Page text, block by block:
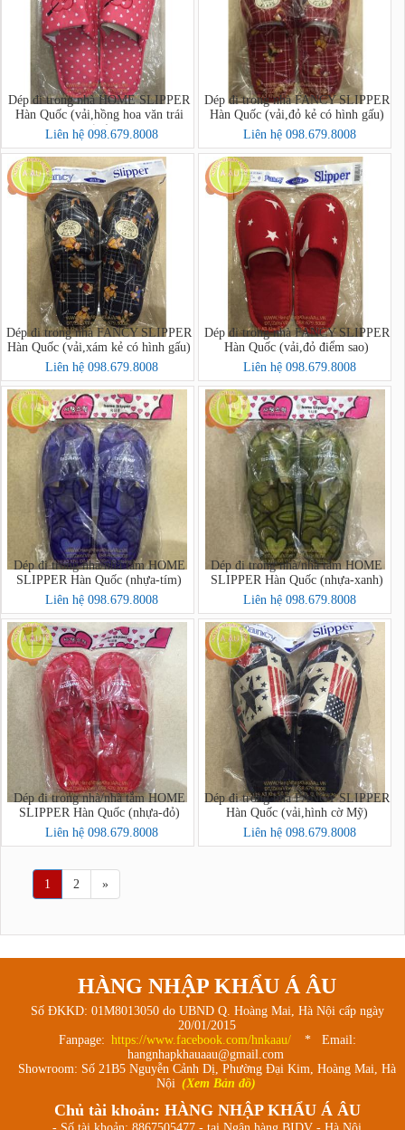
Dép đi trong nhà HOME SLIPPER
Hàn Quốc (vải,hồng hoa văn trái
tim)
Liên hệ 098.679.8008
Dép đi trong nhà FANCY SLIPPER
Hàn Quốc (vải,đỏ kẻ có hình gấu)
Liên hệ 098.679.8008
Dép đi trong nhà FANCY SLIPPER
Hàn Quốc (vải,xám kẻ có hình gấu)
Liên hệ 098.679.8008
Dép đi trong nhà FANCY SLIPPER
Hàn Quốc (vải,đỏ điểm sao)
Liên hệ 098.679.8008
Dép đi trong nhà/nhà tắm HOME
SLIPPER Hàn Quốc (nhựa-tím)
Liên hệ 098.679.8008
Dép đi trong nhà/nhà tắm HOME
SLIPPER Hàn Quốc (nhựa-xanh)
Liên hệ 098.679.8008
Dép đi trong nhà/nhà tắm HOME
SLIPPER Hàn Quốc (nhựa-đỏ)
Liên hệ 098.679.8008
Dép đi trong nhà FANCY SLIPPER
Hàn Quốc (vải,hình cờ Mỹ)
Liên hệ 098.679.8008
1 2 »
HÀNG NHẬP KHẨU Á ÂU
Số ĐKKD: 01M8013050 do UBND Q. Hoàng Mai, Hà Nội cấp ngày
20/01/2015
Fanpage: https://www.facebook.com/hnkaau/
* Email:
hangnhapkhauaau@gmail.com
Showroom: Số 21B5 Nguyễn Cảnh Dị, Phường Đại Kim, Hoàng Mai, Hà
Nội (Xem Bản đồ)
Chủ tài khoản: HÀNG NHẬP KHẨU Á ÂU